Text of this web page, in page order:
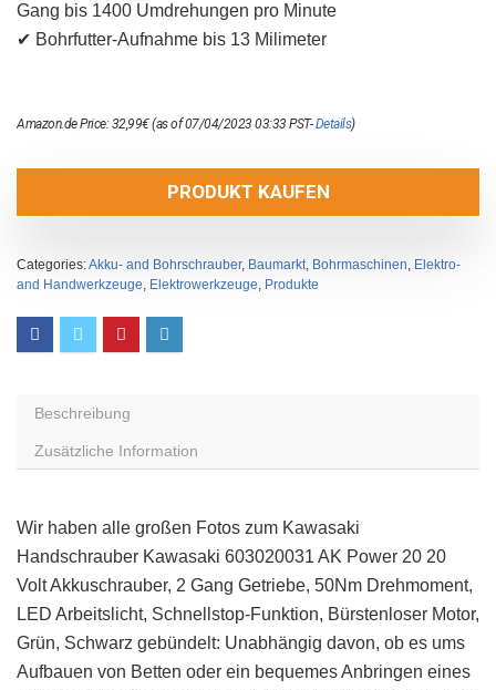
Gang bis 1400 Umdrehungen pro Minute
✔ Bohrfutter-Aufnahme bis 13 Milimeter
Amazon.de Price:32,99€(as of 07/04/2023 03:33 PST-Details)
PRODUKT KAUFEN
Categories:Akku- and Bohrschrauber, Baumarkt, Bohrmaschinen, Elektro-
and Handwerkzeuge, Elektrowerkzeuge, Produkte
Beschreibung
Zusätzliche Information
Wir haben alle großen Fotos zum Kawasaki
Handschrauber Kawasaki 603020031 AK Power 20 20
Volt Akkuschrauber, 2 Gang Getriebe, 50Nm Drehmoment,
LED Arbeitslicht, Schnellstop-Funktion, Bürstenloser Motor,
Grün, Schwarz gebündelt: Unabhängig davon, ob es ums
Aufbauen von Betten oder ein bequemes Anbringen eines